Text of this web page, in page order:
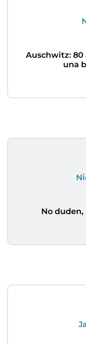
Auschwitz: 80
una
No duden,